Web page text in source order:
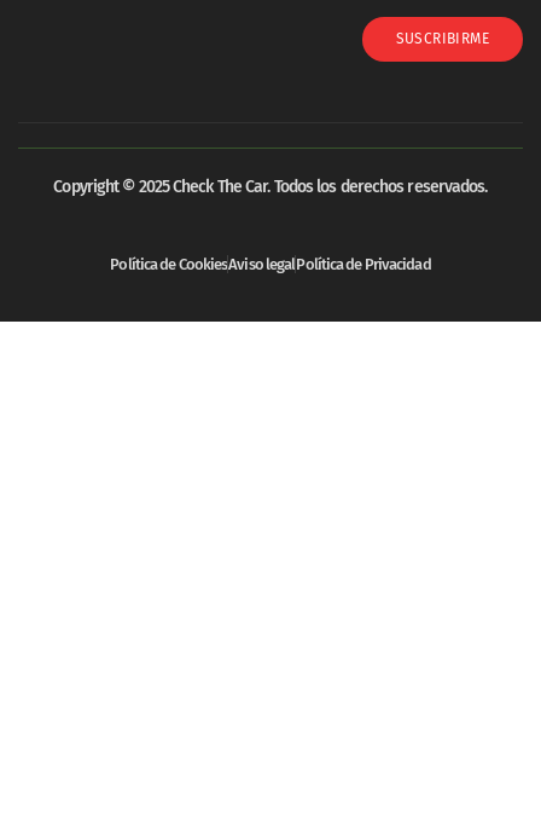
SUSCRIBIRME
Copyright © 2025 Check The Car. Todos los derechos reservados.
Política de CookiesAviso legalPolítica de Privacidad